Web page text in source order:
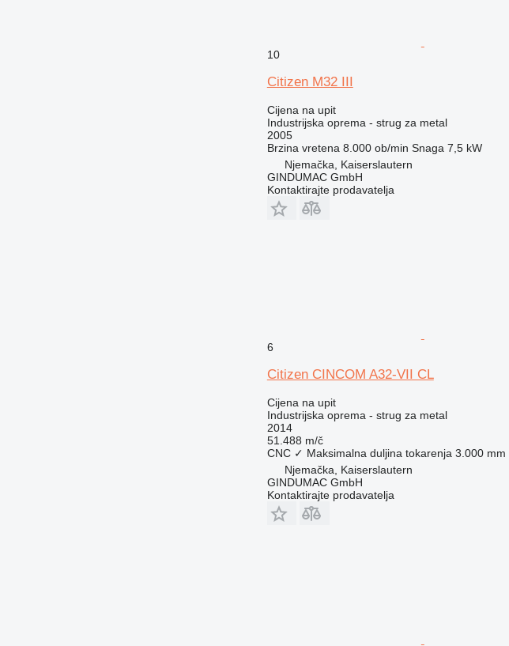
10
Citizen M32 III
Cijena na upit
Industrijska oprema - strug za metal
2005
Brzina vretena 8.000 ob/min Snaga 7,5 kW
Njemačka, Kaiserslautern
GINDUMAC GmbH
Kontaktirajte prodavatelja
6
Citizen CINCOM A32-VII CL
Cijena na upit
Industrijska oprema - strug za metal
2014
51.488 m/č
CNC ✓ Maksimalna duljina tokarenja 3.000 mm
Njemačka, Kaiserslautern
GINDUMAC GmbH
Kontaktirajte prodavatelja